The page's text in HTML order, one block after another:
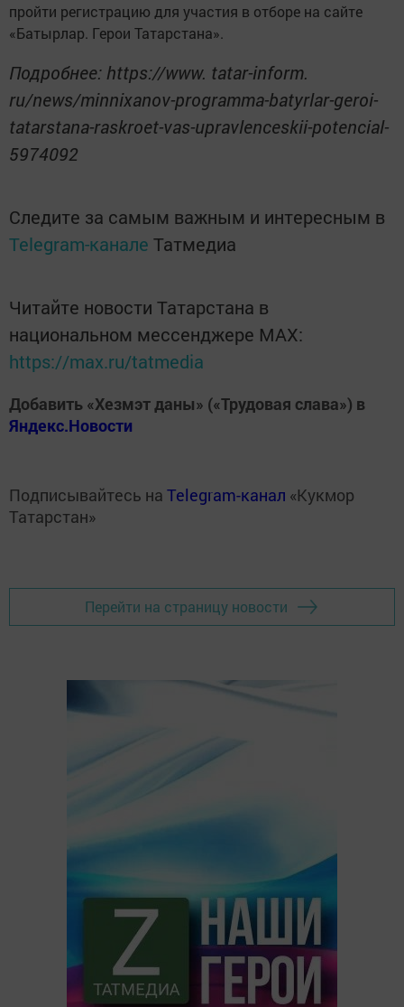
пройти регистрацию для участия в отборе на сайте
«Батырлар. Герои Татарстана».
Подробнее: https://www. tatar-inform.
ru/news/minnixanov-programma-batyrlar-geroi-
tatarstana-raskroet-vas-upravlenceskii-potencial-
5974092
Следите за самым важным и интересным в
Telegram-канале Татмедиа
Читайте новости Татарстана в
национальном мессенджере MАХ:
https://max.ru/tatmedia
Добавить «Хезмэт даны» («Трудовая слава») в
Яндекс.Новости
Подписывайтесь на Telegram-канал «Кукмор
Татарстан»
Перейти на страницу новости